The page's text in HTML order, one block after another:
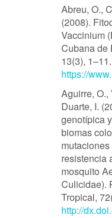
Abreu, O.,
(2008).
Vaccinium
Cubana de
13(3), 1–11.
https://
Aguirre, O.,
Duarte, I.
genotípica
biomas
resistencia
mosquito
Culicidae).
Tropical,
http://